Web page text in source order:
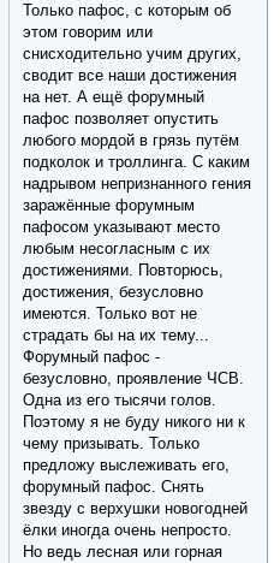
Только пафос, с которым об
этом говорим или
снисходительно учим других,
сводит все наши достижения
на нет. А ещё форумный
пафос позволяет опустить
любого мордой в грязь путём
подколок и троллинга. С каким
надрывом непризнанного гения
заражённые форумным
пафосом указывают место
любым несогласным с их
достижениями. Повторюсь,
достижения, безусловно
имеются. Только вот не
страдать бы на их тему...
Форумный пафос -
безусловно, проявление ЧСВ.
Одна из его тысячи голов.
Поэтому я не буду никого ни к
чему призывать. Только
предложу выслеживать его,
форумный пафос. Снять
звезду с верхушки новогодней
ёлки иногда очень непросто.
Но ведь лесная или горная